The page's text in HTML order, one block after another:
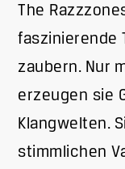
The
faszinierende
zaubern. Nur
erzeugen sie
Klangwelten.
stimmlichen